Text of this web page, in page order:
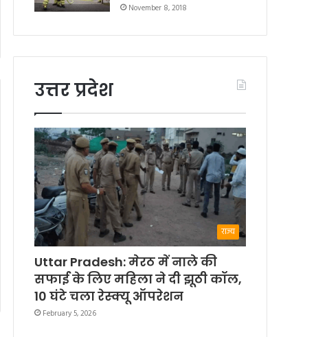
November 8, 2018
उत्तर प्रदेश
राज्य
Uttar Pradesh: मेरठ में नाले की
सफाई के लिए महिला ने दी झूठी कॉल,
10 घंटे चला रेस्क्यू ऑपरेशन
February 5, 2026